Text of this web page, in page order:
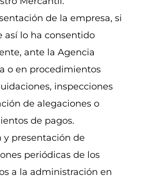
de la empresa, si
así lo ha consentido
ante la Agencia
o en procedimientos
inspecciones
de alegaciones o
de pagos.
y presentación de
periódicas de los
a la administración en